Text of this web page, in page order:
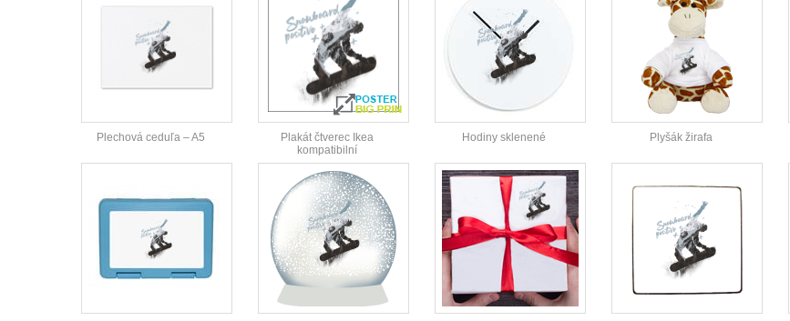
Plechová ceduľa – A5
Plakát čtverec Ikea
kompatibilní
Hodiny sklenené Plyšák žirafa